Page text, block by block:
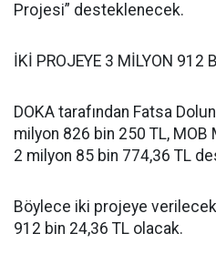
Projesi” desteklenecek.
İKİ PROJEYE 3 MİLYON 912
DOKA tarafından Fatsa
milyon 826 bin 250 TL, MOB
2 milyon 85 bin 774,36 TL
Böylece iki projeye
912 bin 24,36 TL olacak.